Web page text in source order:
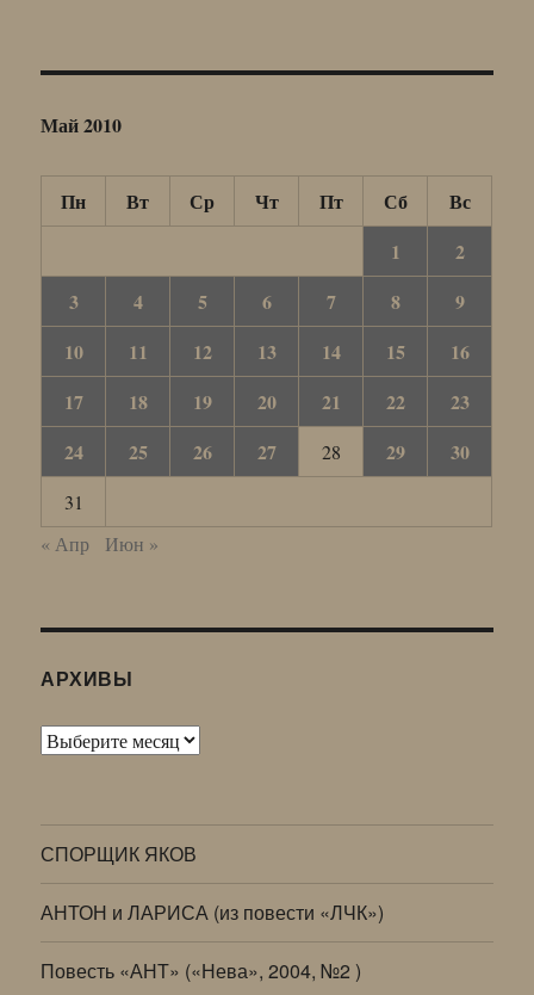
Май 2010
Пн Вт Ср Чт Пт Сб
Вс
1
2
3
4 5 6 7 8
9
10
11 12 13 14 15
16
17
18 19 20 21 22
23
24
25 26 27 28 29 30
31
« Апр
Июн »
АРХИВЫ
Архивы
СПОРЩИК ЯКОВ
АНТОН и ЛАРИСА (из повести «ЛЧК»)
Повесть «АНТ» («Нева», 2004, №2 )